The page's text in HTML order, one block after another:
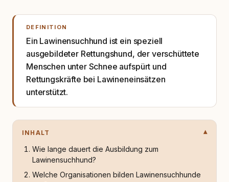
DEFINITION
Ein Lawinensuchhund ist ein speziell
ausgebildeter Rettungshund, der verschüttete
Menschen unter Schnee aufspürt und
Rettungskräfte bei Lawineneinsätzen
unterstützt.
INHALT
Wie lange dauert die Ausbildung zum
Lawinensuchhund?
Welche Organisationen bilden Lawinensuchhunde